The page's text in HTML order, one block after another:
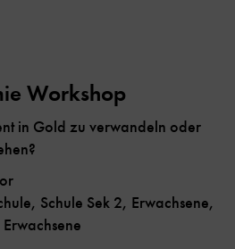
Workshop
in Gold zu verwandeln oder
Schule Sek 2, Erwachsene,